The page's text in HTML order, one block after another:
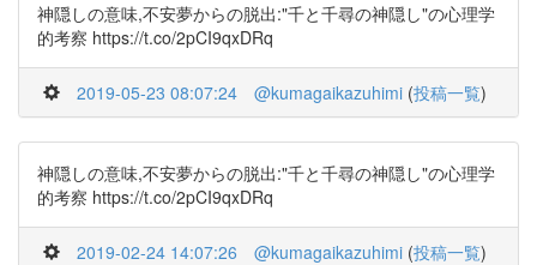
神隠しの意味,不安夢からの脱出:"千と千尋の神隠し"の心理学
的考察 https://t.co/2pCI9qxDRq
2019-05-23 08:07:24 @kumagaikazuhimi (投稿一覧)
神隠しの意味,不安夢からの脱出:"千と千尋の神隠し"の心理学
的考察 https://t.co/2pCI9qxDRq
2019-02-24 14:07:26 @kumagaikazuhimi (投稿一覧)